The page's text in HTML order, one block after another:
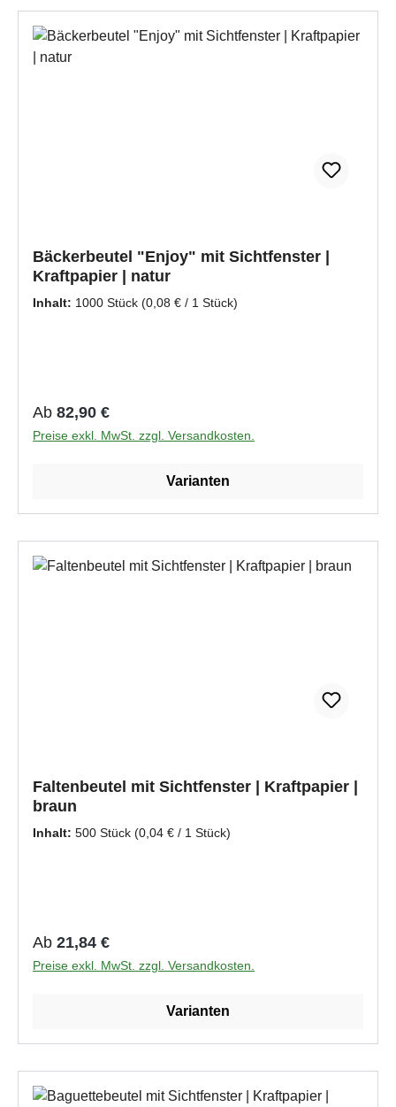
Bäckerbeutel "Enjoy" mit Sichtfenster |
Kraftpapier | natur
Inhalt: 1000 Stück (0,08 € / 1 Stück)
Regulärer Preis:
Ab 82,90 €
Preise exkl. MwSt. zzgl. Versandkosten.
Varianten
Faltenbeutel mit Sichtfenster | Kraftpapier |
braun
Inhalt: 500 Stück (0,04 € / 1 Stück)
Regulärer Preis:
Ab 21,84 €
Preise exkl. MwSt. zzgl. Versandkosten.
Varianten